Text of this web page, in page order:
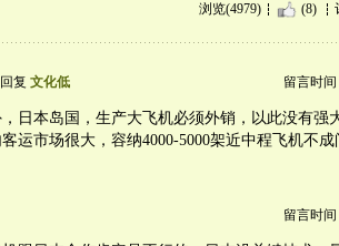
浏览(4979) (8)
回复 文化低 留言时间
日本岛国，生产大飞机必须外销，以此没有强
客运市场很大，容纳4000-5000架近中程飞机不成
留言时间